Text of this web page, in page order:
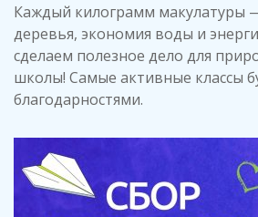
Каждый килограмм макулатуры
деревья, экономия воды и
сделаем полезное дело для
школы! Самые активные классы
благодарностями.